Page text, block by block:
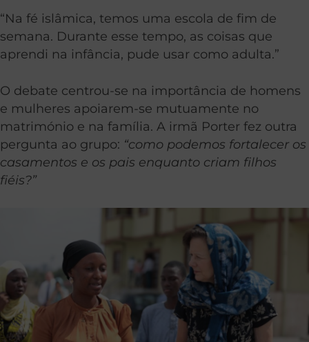
“Na fé islâmica, temos uma escola de fim de
semana. Durante esse tempo, as coisas que
aprendi na infância, pude usar como adulta.”
O debate centrou-se na importância de homens
e mulheres apoiarem-se mutuamente no
matrimónio e na família. A irmã Porter fez outra
pergunta ao grupo: “como podemos fortalecer os
casamentos e os pais enquanto criam filhos
fiéis?”